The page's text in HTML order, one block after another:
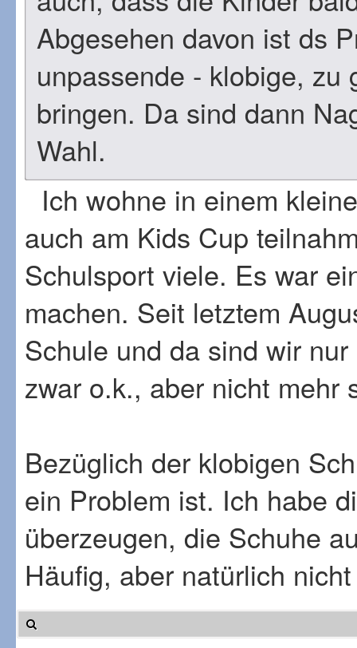
Abgesehen davon ist ds
unpassende - klobige, zu
bringen. Da sind dann
Wahl.
Ich wohne in einem
auch am Kids Cup
Schulsport viele. Es war
machen. Seit letztem
Schule und da sind wir
zwar o.k., aber nicht mehr
Bezüglich der klobigen
ein Problem ist. Ich habe
überzeugen, die Schuhe
Häufig, aber natürlich